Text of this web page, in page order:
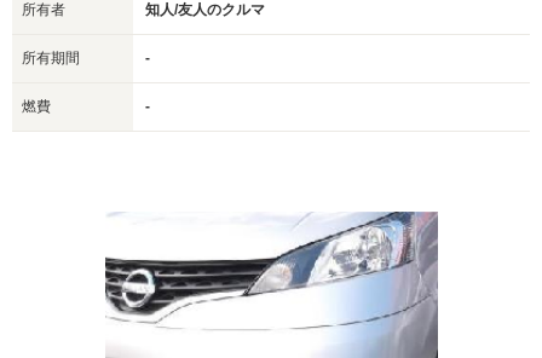
所有者 知人/友人のクルマ
所有期間 -
燃費 -